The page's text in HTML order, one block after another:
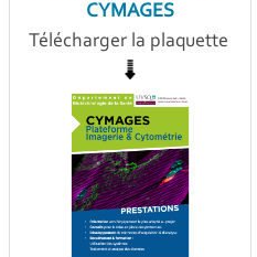
CYMAGES
Télécharger la plaquette